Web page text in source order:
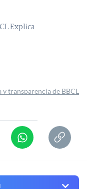
Explica
y transparencia de BBCL